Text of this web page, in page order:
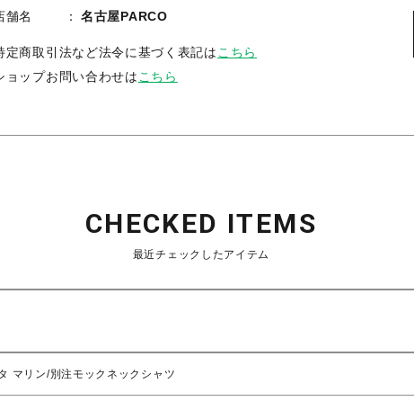
舗名
名古屋PARCO
定商取引法など法令に基づく表記は こちら
ョップお問い合わせは こちら
CHECKED ITEMS
最近チェックしたアイテム
マリン/別注モックネックシャツ